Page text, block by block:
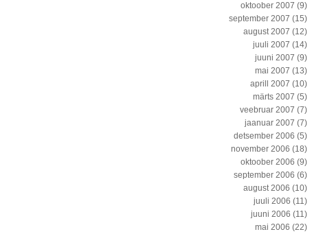
oktoober 2007 (9)
september 2007 (15)
august 2007 (12)
juuli 2007 (14)
juuni 2007 (9)
mai 2007 (13)
aprill 2007 (10)
märts 2007 (5)
veebruar 2007 (7)
jaanuar 2007 (7)
detsember 2006 (5)
november 2006 (18)
oktoober 2006 (9)
september 2006 (6)
august 2006 (10)
juuli 2006 (11)
juuni 2006 (11)
mai 2006 (22)